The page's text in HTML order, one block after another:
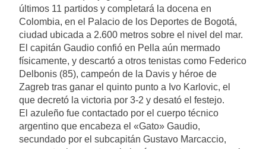
últimos 11 partidos y completará la docena en
Colombia, en el Palacio de los Deportes de Bogotá,
ciudad ubicada a 2.600 metros sobre el nivel del mar.
El capitán Gaudio confió en Pella aún mermado
físicamente, y descartó a otros tenistas como Federico
Delbonis (85), campeón de la Davis y héroe de
Zagreb tras ganar el quinto punto a Ivo Karlovic, el
que decretó la victoria por 3-2 y desató el festejo.
El azuleño fue contactado por el cuerpo técnico
argentino que encabeza el «Gato» Gaudio,
secundado por el subcapitán Gustavo Marcaccio,